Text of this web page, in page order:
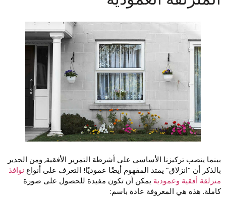
ينصب تركيزنا الأساسي على أشرطة التمرير الأفقية, ومن الجدير
أن “انزلاق” يمتد المفهوم أيضًا عموديًا! التعرف على أنواعنوافذ
أفقية وعموديةيمكن أن تكون مفيدة للحصول على صورة
هذه هي المعروفة عادة باسم: